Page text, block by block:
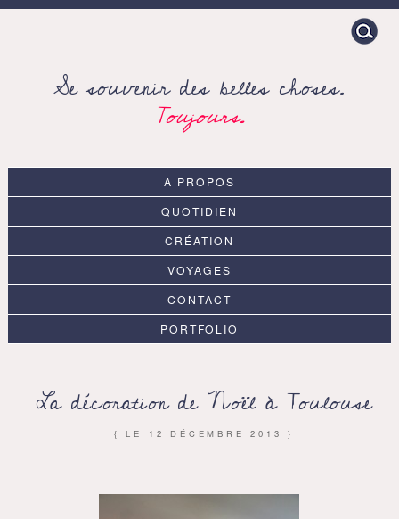
Search
for:
Se souvenir des belles choses.
Toujours.
A PROPOS
QUOTIDIEN
CRÉATION
VOYAGES
CONTACT
PORTFOLIO
La décoration de Noël à Toulouse
{ LE 12 DÉCEMBRE 2013 }